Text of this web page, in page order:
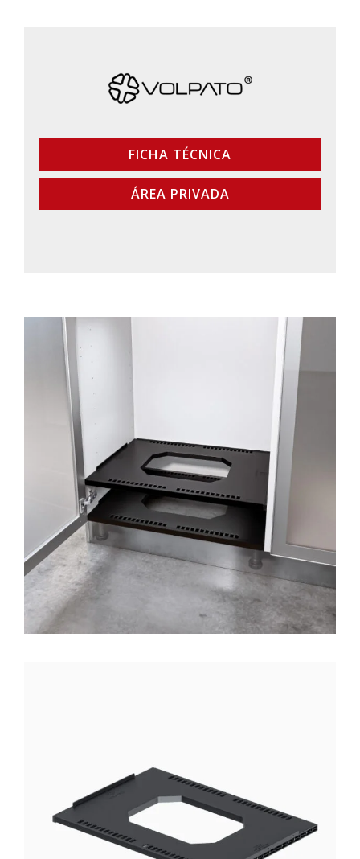
FICHA TÉCNICA
ÁREA PRIVADA